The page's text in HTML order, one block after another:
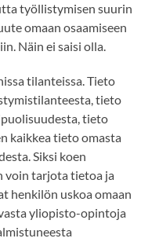
työllistymisen suurin
omaan osaamiseen
Näin ei saisi olla.
tilanteissa. Tieto
tieto
tieto
kaikkea tieto omasta
Siksi koen
voin tarjota tietoa ja
henkilön uskoa omaan
yliopisto-opintoja